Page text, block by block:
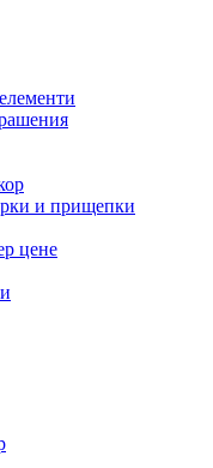
и прищепки
цене